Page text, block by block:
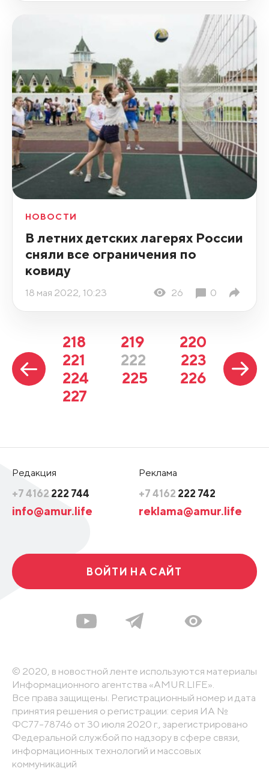
НОВОСТИ
В летних детских лагерях России
сняли все ограничения по
ковиду
18 мая 2022, 10:23 26 0
218 219
220
221
222
223
224
225
226
227
Редакция
+7 4162 222 744
info@amur.life
Реклама
+7 4162 222 742
reklama@amur.life
ВОЙТИ НА САЙТ
© 2020, в новостной ленте используются материалы
Информационного агентства «AMUR.LIFE».
Все права защищены. Регистрационный номер и дата
принятия решения о регистрации: серия ИА №
ФС77-78746 от 30 июля 2020 г., зарегистрировано
Федеральной службой по надзору в сфере связи,
информационных технологий и массовых
коммуникаций